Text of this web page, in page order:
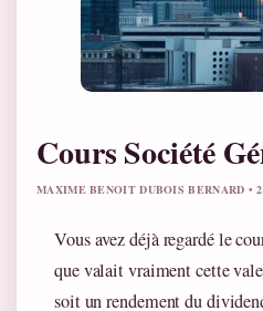
Cours Société
MAXIME BENOIT DUBOIS BERNARD •
Vous avez déjà regardé le
que valait vraiment cette
soit un rendement du